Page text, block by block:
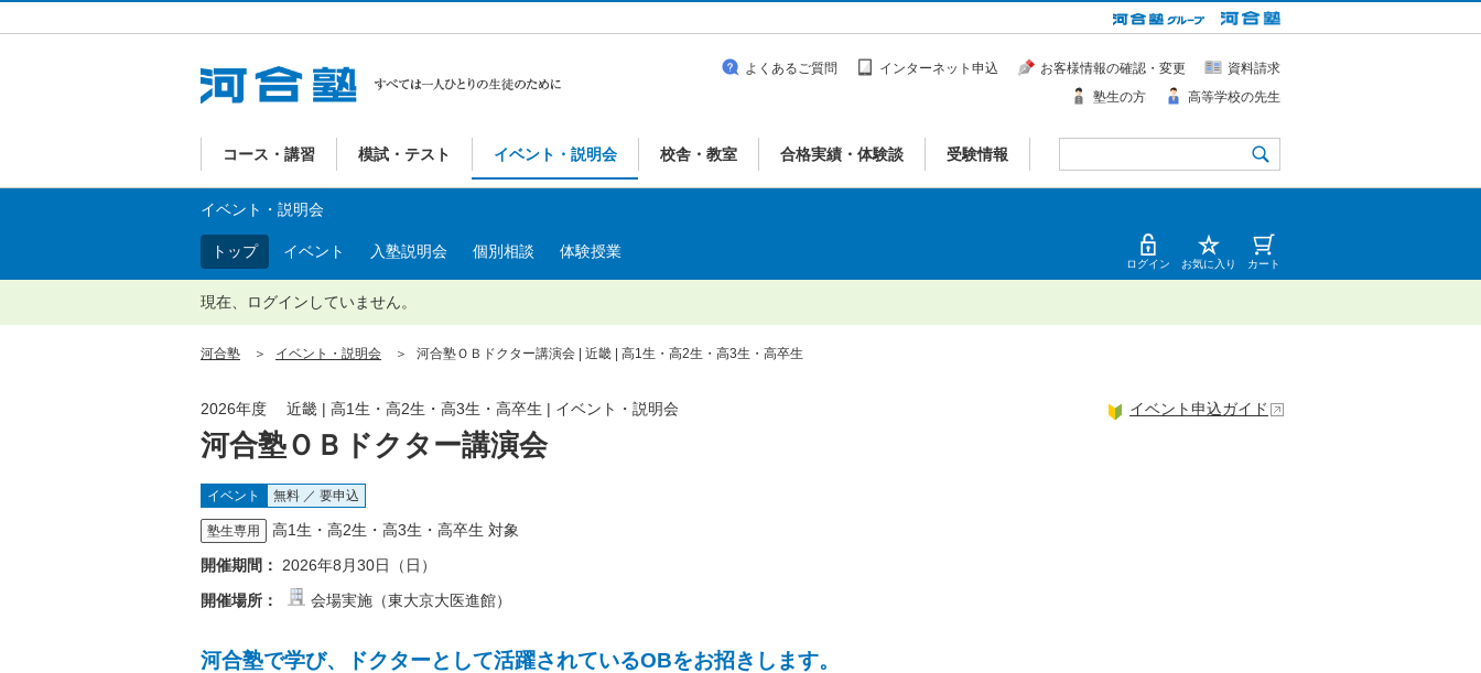
コース・講習 模試・テスト イベント・説明会 校舎・教室 合格実績・体験談 受験情報
よくあるご質問 インターネット申込 お客様情報の確認・変更
資料請求
塾生の方
高等学校の先生
イベント・説明会
トップ イベント 入塾説明会 個別相談 体験授業
ログイン お気に入り カート
現在、ログインしていません。
河合塾 イベント・説明会 河合塾ＯＢドクター講演会 | 近畿 | 高1生・高2生・高3生・高卒生
河合塾ＯＢドクター講演会
2026年度 近畿 | 高1生・高2生・高3生・高卒生 | イベント・説明会 イベント申込ガイド
イベント 無料 ／ 要申込
塾生専用
高1生・高2生・高3生・高卒生 対象
開催期間：
2026年8月30日（日）
開催場所：
会場実施（東大京大医進館）
河合塾で学び、ドクターとして活躍されているOBをお招きします。